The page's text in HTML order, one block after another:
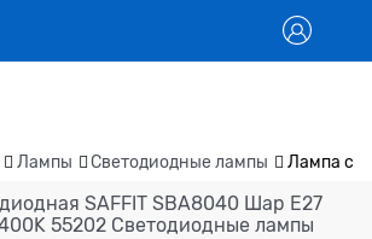
Лампы Светодиодные лампы Лампа
SAFFIT SBA8040 Шар E27
55202 Светодиодные лампы